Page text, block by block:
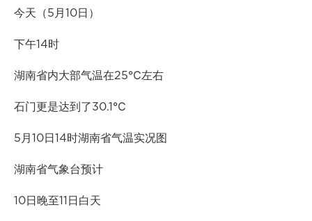
今天（5月10日）
下午14时
湖南省内大部气温在25℃左右
石门更是达到了30.1℃
5月10日14时湖南省气温实况图
湖南省气象台预计
10日晚至11日白天